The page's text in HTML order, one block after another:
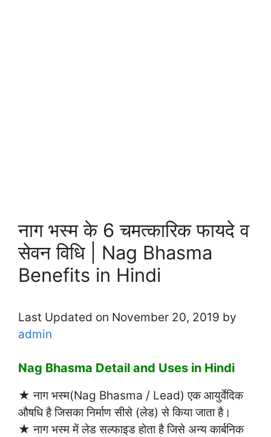
नाग भस्म के 6 चमत्कारिक फायदे व
सेवन विधि | Nag Bhasma
Benefits in Hindi
Last Updated on November 20, 2019 by
admin
Nag Bhasma Detail and Uses in Hindi
★ नाग भस्म(Nag Bhasma / Lead) एक आयुर्वेदिक
औषधि है जिसका निर्माण सीसे (लेड) से किया जाता है।
★ नाग भस्म में लेड सल्फाइड होता है जिसे अन्य कार्बनिक